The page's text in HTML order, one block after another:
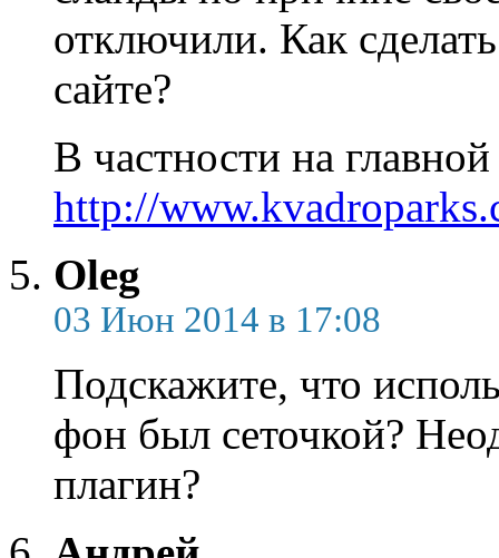
отключили. Как
сайте?
В частности на
http://
Oleg
03 Июн 2014 в 17:08
Подскажите, что
фон был сеточкой?
плагин?